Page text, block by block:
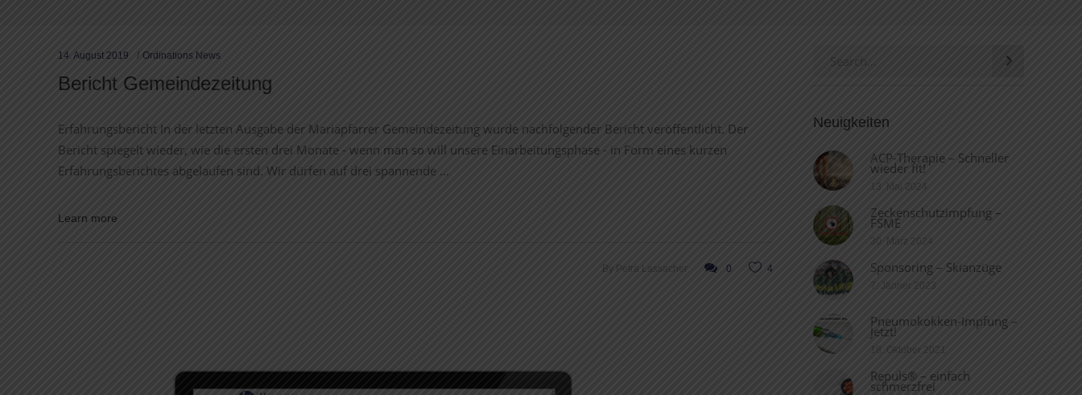
14. August 2019 Ordinations News
Bericht Gemeindezeitung
Erfahrungsbericht In der letzten Ausgabe der Mariapfarrer Gemeindezeitung wurde nachfolgender Bericht veröffentlicht. Der
Bericht spiegelt wieder, wie die ersten drei Monate - wenn man so will unsere Einarbeitungsphase - in Form eines kurzen
Erfahrungsberichtes abgelaufen sind. Wir dürfen auf drei spannende
Learn more
By Petra Lassacher 0 4
Search
Neuigkeiten
ACP-Therapie – Schneller
wieder fit!
13. Mai 2024
Zeckenschutzimpfung –
FSME
30. März 2024
Sponsoring – Skianzüge
7. Jänner 2023
Pneumokokken-Impfung –
Jetzt!
18. Oktober 2021
Repuls® – einfach
schmerzfrei